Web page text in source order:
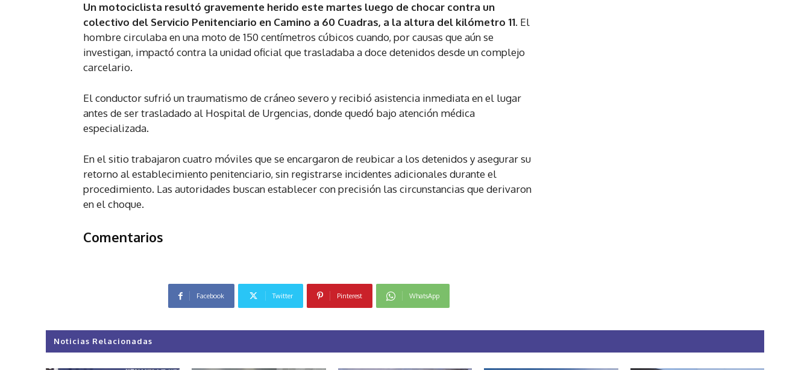
Un motociclista resultó gravemente herido este martes luego de chocar contra un
colectivo del Servicio Penitenciario en Camino a 60 Cuadras, a la altura del kilómetro 11. El
hombre circulaba en una moto de 150 centímetros cúbicos cuando, por causas que aún se
investigan, impactó contra la unidad oficial que trasladaba a doce detenidos desde un complejo
carcelario.
El conductor sufrió un traumatismo de cráneo severo y recibió asistencia inmediata en el lugar
antes de ser trasladado al Hospital de Urgencias, donde quedó bajo atención médica
especializada.
En el sitio trabajaron cuatro móviles que se encargaron de reubicar a los detenidos y asegurar su
retorno al establecimiento penitenciario, sin registrarse incidentes adicionales durante el
procedimiento. Las autoridades buscan establecer con precisión las circunstancias que derivaron
en el choque.
Comentarios
Facebook Twitter Pinterest WhatsApp
Noticias Relacionadas